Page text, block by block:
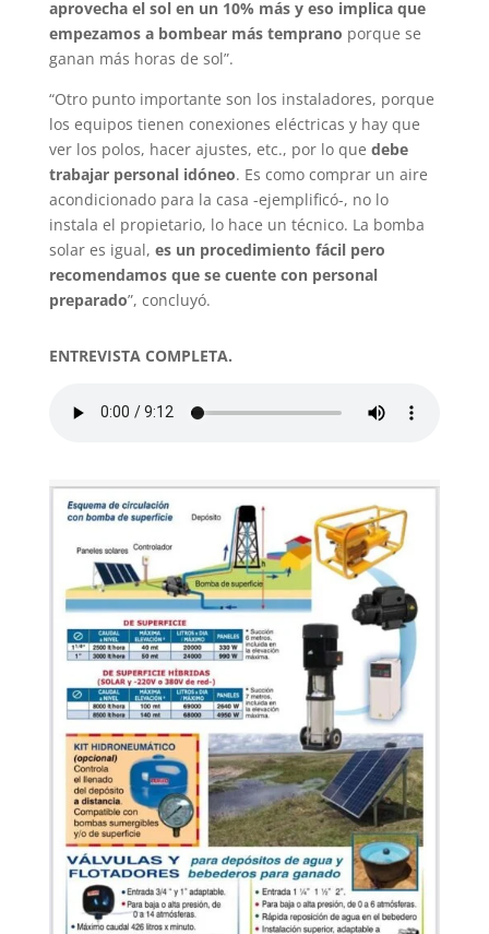
aprovecha el sol en un 10% más y eso implica que
empezamos a bombear más temprano porque se
ganan más horas de sol”.
“Otro punto importante son los instaladores, porque
los equipos tienen conexiones eléctricas y hay que
ver los polos, hacer ajustes, etc., por lo que debe
trabajar personal idóneo. Es como comprar un aire
acondicionado para la casa -ejemplificó-, no lo
instala el propietario, lo hace un técnico. La bomba
solar es igual, es un procedimiento fácil pero
recomendamos que se cuente con personal
preparado”, concluyó.
ENTREVISTA COMPLETA.